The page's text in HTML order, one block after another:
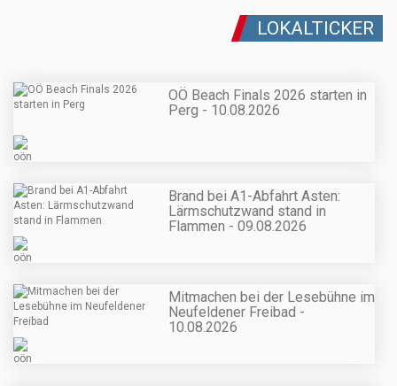
LOKALTICKER
OÖ Beach Finals 2026 starten in
Perg - 10.08.2026
Brand bei A1-Abfahrt Asten:
Lärmschutzwand stand in
Flammen - 09.08.2026
Mitmachen bei der Lesebühne im
Neufeldener Freibad -
10.08.2026